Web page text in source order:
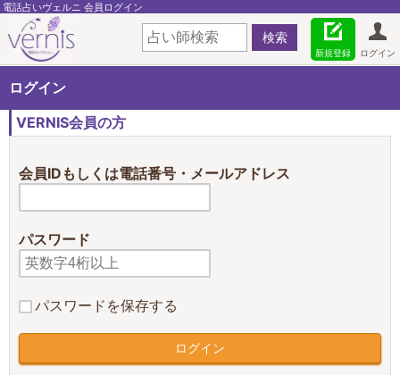
電話占いヴェルニ 会員ログイン
ログイン
新規登録
ログイン
VERNIS会員の方
会員IDもしくは電話番号・メールアドレス
パスワード
パスワードを保存する